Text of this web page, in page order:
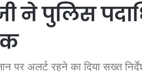
ने पुलिस
पर अलर्ट रहने का दिया सख्त